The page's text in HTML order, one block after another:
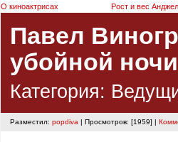
О киноактрисах
Рост и вес
Павел
убойной ночи
Категория:
Разместил: popdiva | Просмотров: [1959] |